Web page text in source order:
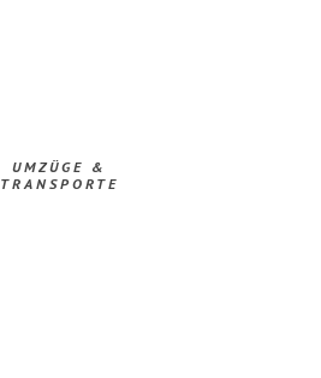
UMZÜGE &
TRANSPORTE